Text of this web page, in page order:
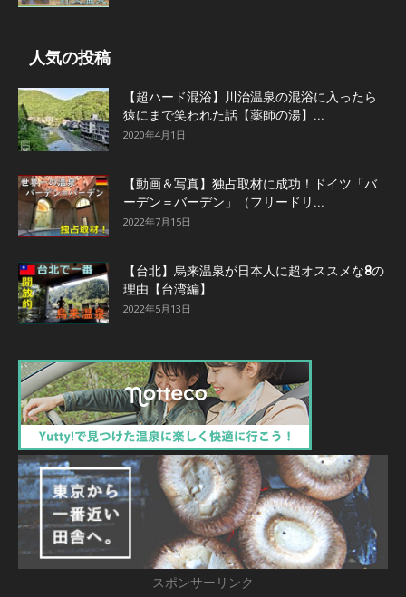
人気の投稿
【超ハード混浴】川治温泉の混浴に入ったら
猿にまで笑われた話【薬師の湯】...
2020年4月1日
【動画＆写真】独占取材に成功！ドイツ「バ
ーデン＝バーデン」（フリードリ...
2022年7月15日
【台北】烏来温泉が日本人に超オススメな8の
理由【台湾編】
2022年5月13日
スポンサーリンク